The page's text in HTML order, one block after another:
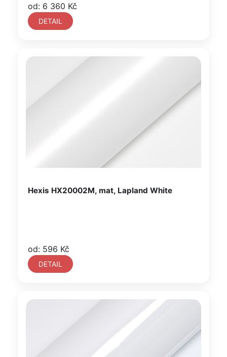
od: 6 360 Kč
DETAIL
Hexis HX20002M, mat, Lapland White
od: 596 Kč
DETAIL